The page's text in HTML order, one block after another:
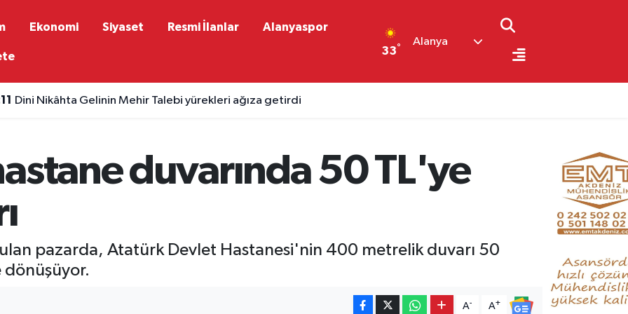
Ekonomi Siyaset Resmi İlanlar Alanyaspor
33°
Alanya
Dini Nikâhta Gelinin Mehir Talebi yürekleri ağıza getirdi
duvarında 50 TL'ye
pazarda, Atatürk Devlet Hastanesi'nin 400 metrelik duvarı 50
dönüşüyor.
A- A+